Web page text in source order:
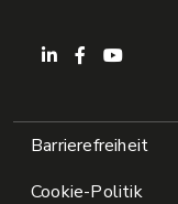
Pied de page
Barrierefreiheit
Cookie-Politik